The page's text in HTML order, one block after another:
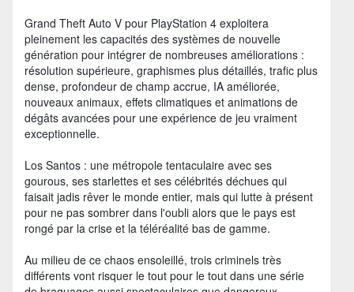
Grand Theft Auto V pour PlayStation 4 exploitera
pleinement les capacités des systèmes de nouvelle
génération pour intégrer de nombreuses améliorations :
résolution supérieure, graphismes plus détaillés, trafic plus
dense, profondeur de champ accrue, IA améliorée,
nouveaux animaux, effets climatiques et animations de
dégâts avancées pour une expérience de jeu vraiment
exceptionnelle.
Los Santos : une métropole tentaculaire avec ses
gourous, ses starlettes et ses célébrités déchues qui
faisait jadis rêver le monde entier, mais qui lutte à présent
pour ne pas sombrer dans l'oubli alors que le pays est
rongé par la crise et la téléréalité bas de gamme.
Au milieu de ce chaos ensoleillé, trois criminels très
différents vont risquer le tout pour le tout dans une série